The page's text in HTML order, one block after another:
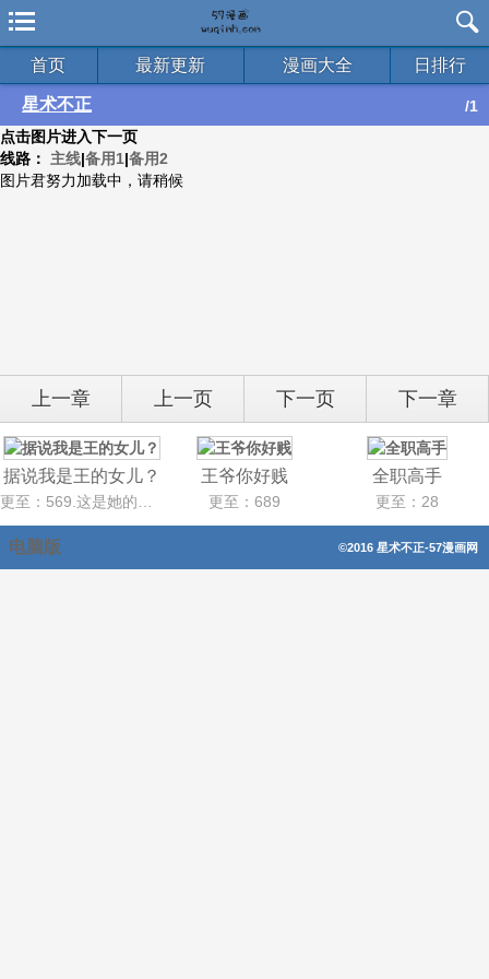
首页 最新更新 漫画大全 日排行
星术不正
/1
点击图片进入下一页
线路： 主线|备用1|备用2
图片君努力加载中，请稍候
上一章 上一页 下一页 下一章
据说我是王的女儿？
更至：569.这是她的选择
王爷你好贱
更至：689
全职高手
更至：28
电脑版 ©2016 星术不正-57漫画网